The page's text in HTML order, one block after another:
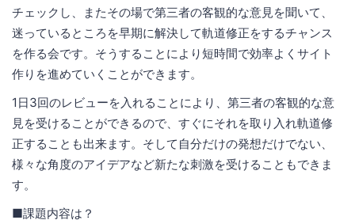
チェックし、またその場で第三者の客観的な意見を聞いて、
迷っているところを早期に解決して軌道修正をするチャンス
を作る会です。そうすることにより短時間で効率よくサイト
作りを進めていくことができます。
1日3回のレビューを入れることにより、第三者の客観的な意
見を受けることができるので、すぐにそれを取り入れ軌道修
正することも出来ます。そして自分だけの発想だけでない、
様々な角度のアイデアなど新たな刺激を受けることもできま
す。
■課題内容は？